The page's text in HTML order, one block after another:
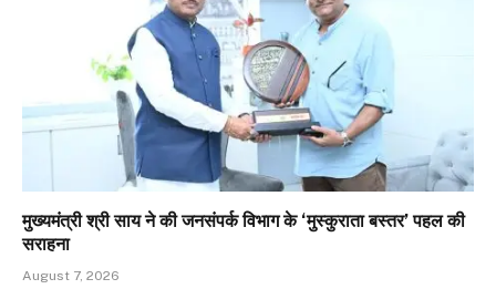
मुख्यमंत्री श्री साय ने की जनसंपर्क विभाग के ‘मुस्कुराता बस्तर’ पहल की
सराहना
August 7, 2026